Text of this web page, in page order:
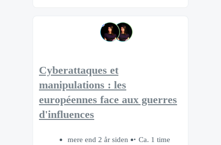
Cyberattaques et
manipulations : les
européennes face aux guerres
d'influences
mere end 2 år siden
Ca. 1 time